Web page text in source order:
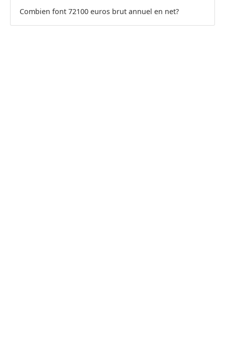
Combien font 72100 euros brut annuel en net?